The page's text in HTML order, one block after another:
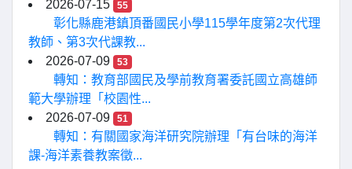
2026-07-15
55
彰化縣鹿港鎮頂番國民小學115學年度第2次代理
教師、第3次代課教...
2026-07-09
53
轉知：教育部國民及學前教育署委託國立高雄師
範大學辦理「校園性...
2026-07-09
51
轉知：有關國家海洋研究院辦理「有台味的海洋
課-海洋素養教案徵...